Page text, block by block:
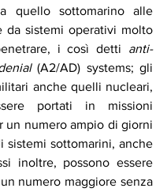
quello sottomarino alle
da sistemi operativi molto
i così detti anti-
(A2/AD) systems; gli
anche quelli nucleari,
portati in missioni
un numero ampio di giorni
sistemi sottomarini, anche
inoltre, possono essere
numero maggiore senza